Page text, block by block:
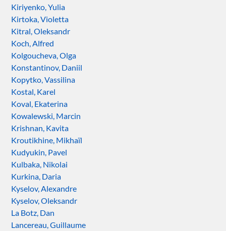
Kiriyenko, Yulia
Kirtoka, Violetta
Kitral, Oleksandr
Koch, Alfred
Kolgoucheva, Olga
Konstantinov, Daniil
Kopytko, Vassilina
Kostal, Karel
Koval, Ekaterina
Kowalewski, Marcin
Krishnan, Kavita
Kroutikhine, Mikhaïl
Kudyukin, Pavel
Kulbaka, Nikolai
Kurkina, Daria
Kyselov, Alexandre
Kyselov, Oleksandr
La Botz, Dan
Lancereau, Guillaume